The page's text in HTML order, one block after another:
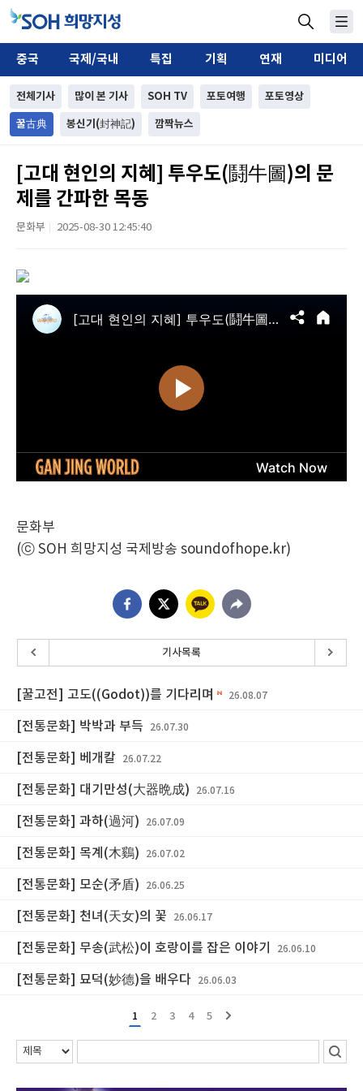
중국 국제/국내 특집 기획 연재 미디어
전체기사 많이 본 기사 SOH TV 포토여행 포토영상
꿀古典 봉신기(封神記) 깜짝뉴스
[고대 현인의 지혜] 투우도(鬪牛圖)의 문
제를 간파한 목동
문화부 2025-08-30 12:45:40
문화부
(ⓒ SOH 희망지성 국제방송 soundofhope.kr)
기사목록
[꿀고전] 고도((Godot))를 기다리며 26.08.07
[전통문화] 박박과 부득 26.07.30
[전통문화] 베개칼 26.07.22
[전통문화] 대기만성(大器晩成) 26.07.16
[전통문화] 과하(過河) 26.07.09
[전통문화] 목계(木鷄) 26.07.02
[전통문화] 모순(矛盾) 26.06.25
[전통문화] 천녀(天女)의 꽃 26.06.17
[전통문화] 무송(武松)이 호랑이를 잡은 이야기 26.06.10
[전통문화] 묘덕(妙德)을 배우다 26.06.03
1 2 3 4 5